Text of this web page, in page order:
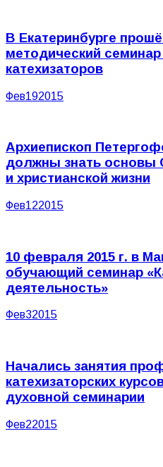
В Екатеринбурге
методический
катехизаторов
Фев192015
Архиепископ
должны знать основы
и христианской жизни
Фев122015
10 февраля 2015 г. в
обучающий семинар
деятельность»
Фев32015
Начались занятия
катехизаторских
духовной семинарии
Фев22015